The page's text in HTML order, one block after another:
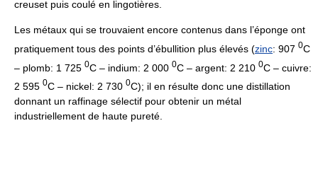
creuset puis coulé en lingotières.
Les métaux qui se trouvaient encore contenus dans l’éponge ont
pratiquement tous des points d’ébullition plus élevés (zinc: 907 0C
– plomb: 1 725 0C – indium: 2 000 0C – argent: 2 210 0C – cuivre:
2 595 0C – nickel: 2 730 0C); il en résulte donc une distillation
donnant un raffinage sélectif pour obtenir un métal
industriellement de haute pureté.